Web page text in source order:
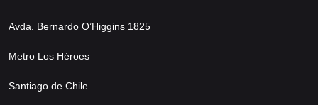
Avda. Bernardo O’Higgins 1825
Metro Los Héroes
Santiago de Chile